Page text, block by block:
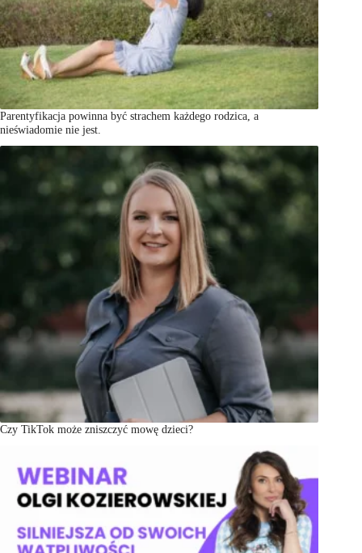
Parentyfikacja powinna być strachem każdego rodzica, a
nieświadomie nie jest.
Czy TikTok może zniszczyć mowę dzieci?